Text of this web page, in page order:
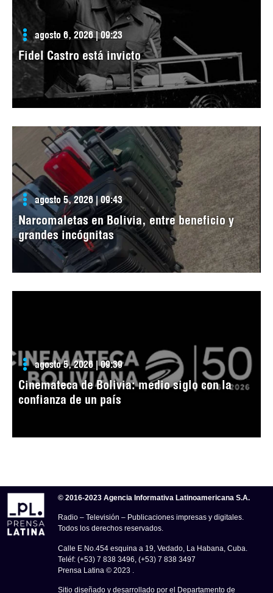
agosto 6, 2026 | 09:23
Fidel Castro está invicto
agosto 5, 2026 | 09:43
Narcomaletas en Bolivia, entre beneficio y
grandes incógnitas
agosto 5, 2026 | 09:39
Cinemateca de Bolivia: medio siglo con la
confianza de un país
© 2016-2023 Agencia Informativa Latinoamericana S.A.
Radio – Televisión – Publicaciones impresas y digitales.
Todos los derechos reservados.
Calle E No.454 esquina a 19, Vedado, La Habana, Cuba.
Teléf: (+53) 7 838 3496, (+53) 7 838 3497
Prensa Latina © 2023 .
Sitio diseñado y desarrollado por el Departamento de